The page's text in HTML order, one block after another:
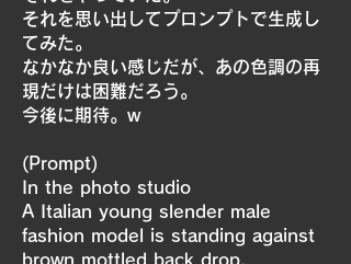
それを思い出してプロンプトで生成し
てみた。
なかなか良い感じだが、あの色調の再
現だけは困難だろう。
今後に期待。w
(Prompt)
In the photo studio
A Italian young slender male
fashion model is standing against
brown mottled back drop.